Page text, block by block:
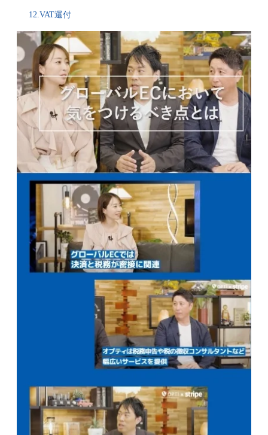
12.VAT還付